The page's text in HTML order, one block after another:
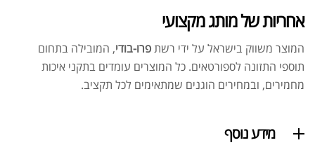
אחריות של מותג מקצועי
המוצר משווק בישראל על ידי רשתפרו-בודי, המובילה בתחום
תוספי התזונה לספורטאים. כל המוצרים עומדים בתקני איכות
מחמירים, ובמחירים הוגנים שמתאימים לכל תקציב.
מידע נוסף
אבקת חלבון הידרוליזט איזולט